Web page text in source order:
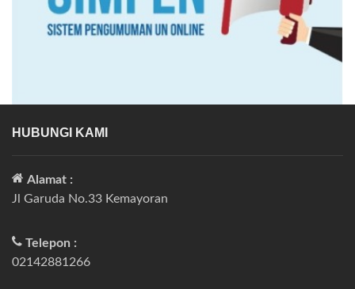
HUBUNGI KAMI
Alamat :
Jl Garuda No.33 Kemayoran
Telepon :
02142881266